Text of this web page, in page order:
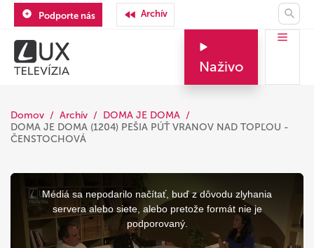
Podporte nás Archív
Naživo
Domov Archív
DOMA JE DOMA
DOMA JE DOMA (1204) PEŠIA PÚŤ VRANOV NAD TOPĽOU -
ČENSTOCHOVÁ
This
modal
window.
Médiá sa nepodarilo načítať, buď z dôvodu zlyhania
servera alebo siete, alebo pretože formát nie je
podporovaný.